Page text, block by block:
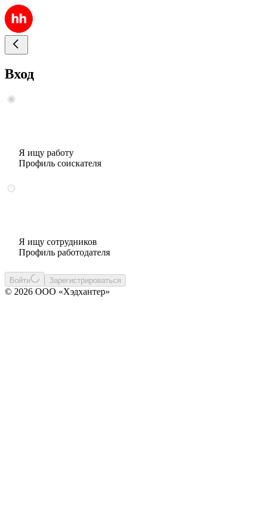
Вход
Я ищу работу
Профиль соискателя
Я ищу сотрудников
Профиль работодателя
Войти Зарегистрироваться
© 2026 ООО «Хэдхантер»